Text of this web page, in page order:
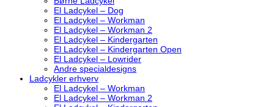
El Ladcykel – Dog
El Ladcykel – Workman
El Ladcykel – Workman 2
El Ladcykel – Kindergarten
El Ladcykel – Kindergarten Open
El Ladcykel – Lowrider
Andre specialdesigns
Ladcykler erhverv
El Ladcykel – Workman
El Ladcykel – Workman 2